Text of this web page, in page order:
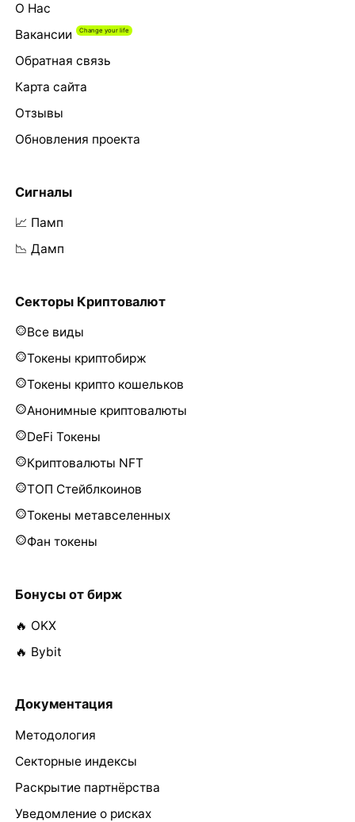
О Нас
Вакансии
Обратная связь
Карта сайта
Отзывы
Обновления проекта
Сигналы
📈 Памп
📉 Дамп
Секторы Криптовалют
Все виды
Токены криптобирж
Токены крипто кошельков
Анонимные криптовалюты
DeFi Токены
Криптовалюты NFT
ТОП Стейблкоинов
Токены метавселенных
Фан токены
Бонусы от бирж
🔥 OKX
🔥 Bybit
Документация
Методология
Секторные индексы
Раскрытие партнёрства
Уведомление о рисках